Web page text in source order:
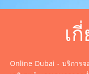
เ
Online Dubai - บริการจ